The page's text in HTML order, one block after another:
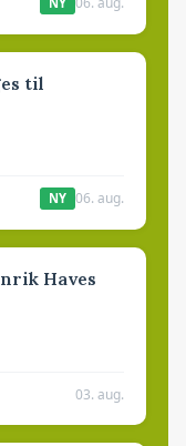
til
NY 06. aug.
Haves
03. aug.